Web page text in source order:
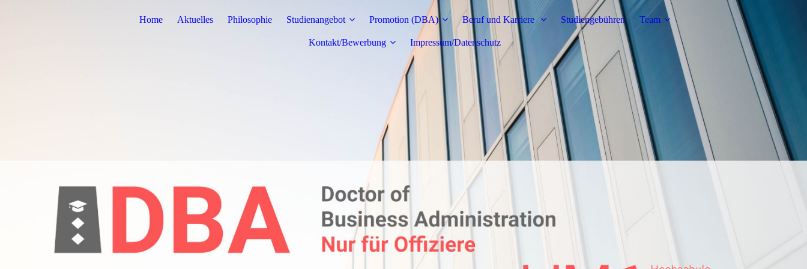
Home Aktuelles Philosophie Studienangebot Promotion (DBA) Beruf und Karriere Studiengebühren Team
Kontakt/Bewerbung Impressum/Datenschutz